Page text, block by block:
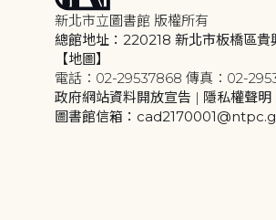
新北市立圖書館 版權所有
總館地址：220218 新北市板橋區貴
【地圖】
電話：02-29537868 傳真：02-
政府網站資料開放宣告 | 隱私權聲明
圖書館信箱：